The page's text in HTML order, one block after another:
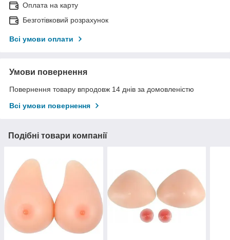
Оплата на карту
Безготівковий розрахунок
Всі умови оплати
Умови повернення
Повернення товару впродовж 14 днів за домовленістю
Всі умови повернення
Подібні товари компанії